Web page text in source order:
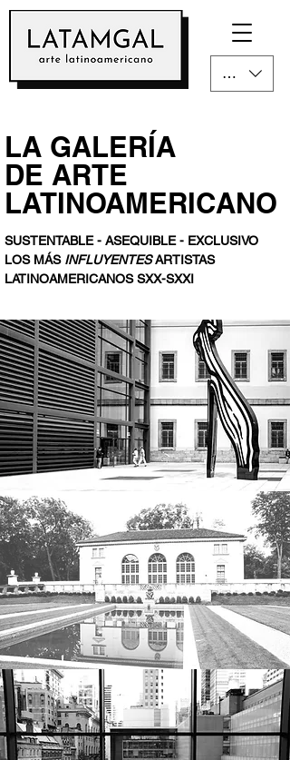
CLP ($)
LA GALERÍA
DE ARTE
LATINOAMERICANO
SUSTENTABLE - ASEQUIBLE - EXCLUSIVO
LOS MÁS INFLUYENTESARTISTAS
LATINOAMERICANOSSXX-SXXI